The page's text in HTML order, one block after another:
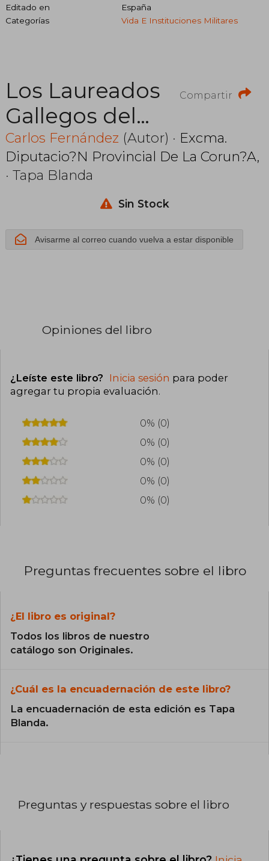
Editado en
España
Categorías
Vida E Instituciones Militares
Compartir
Los Laureados
Gallegos del
Siglo xx
Carlos Fernández (Autor) · Excma.
Diputacio?N Provincial De La Corun?A,
· Tapa Blanda
Sin Stock
Avisarme al correo cuando vuelva a estar disponible
Opiniones del libro
¿Leíste este libro? Inicia sesión para poder
agregar tu propia evaluación.
0% (0)
0% (0)
0% (0)
0% (0)
0% (0)
Preguntas frecuentes sobre el libro
¿El libro es original?
Todos los libros de nuestro
catálogo son Originales.
¿Cuál es la encuadernación de este libro?
La encuadernación de esta edición es Tapa
Blanda.
Preguntas y respuestas sobre el libro